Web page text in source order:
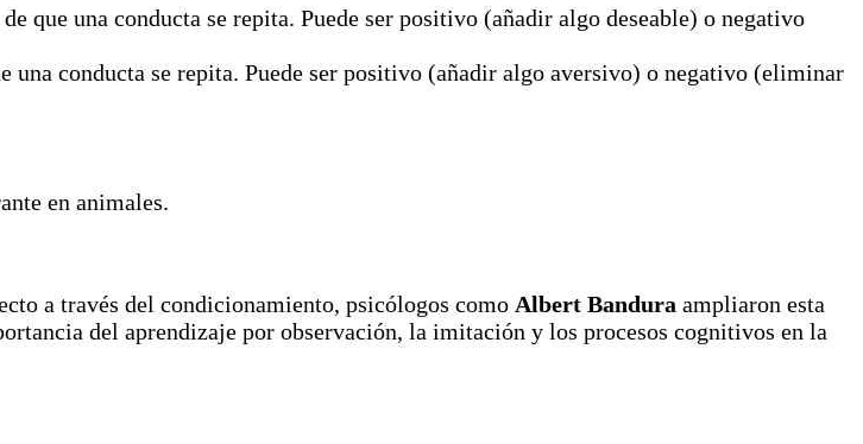
que una conducta se repita. Puede ser positivo (añadir algo deseable) o negativo
una conducta se repita. Puede ser positivo (añadir algo aversivo) o negativo (eliminar
en animales.
a través del condicionamiento, psicólogos como Albert Bandura ampliaron esta
del aprendizaje por observación, la imitación y los procesos cognitivos en la